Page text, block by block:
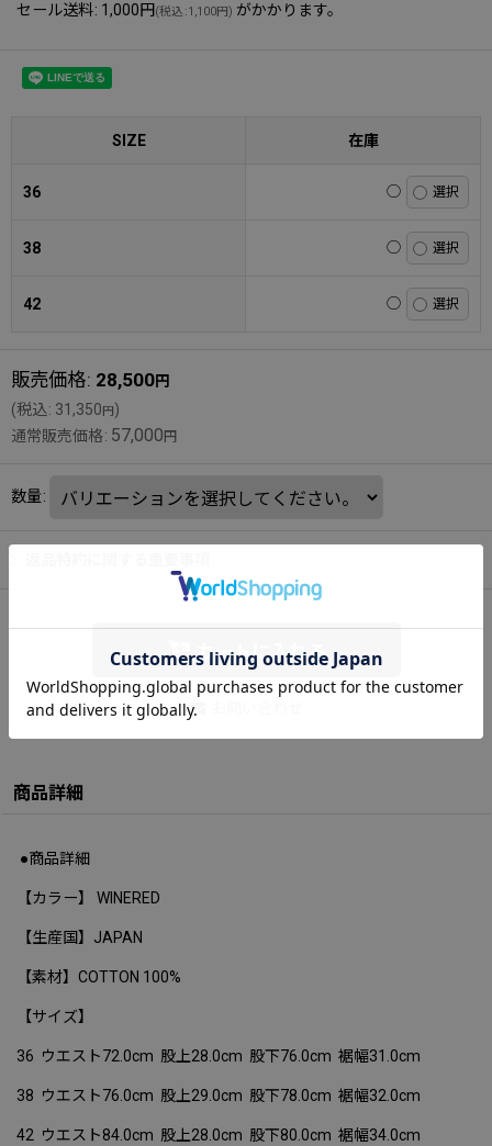
セール送料: 1,000円 (税込 :1,100円) がかかります。
SIZE 在庫
36 ◯
38 ◯
42 ◯
販売価格: 28,500円
(税込: 31,350円)
通常販売価格: 57,000 円
数量:
カートに入れる
商品詳細
●商品詳細
【カラー】 WINERED
【生産国】JAPAN
【素材】COTTON 100%
【サイズ】
36 ウエスト72.0cm 股上28.0cm 股下76.0cm 裾幅31.0cm
38 ウエスト76.0cm 股上29.0cm 股下78.0cm 裾幅32.0cm
42 ウエスト84.0cm 股上28.0cm 股下80.0cm 裾幅34.0cm